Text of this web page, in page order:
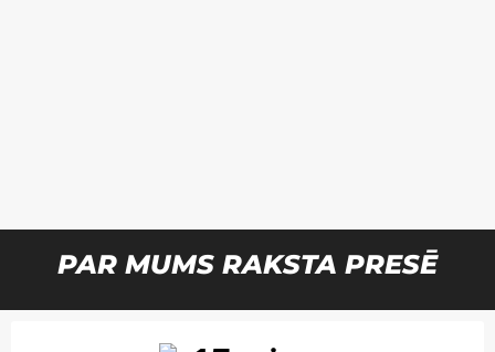
PAR MUMS RAKSTA PRESĒ